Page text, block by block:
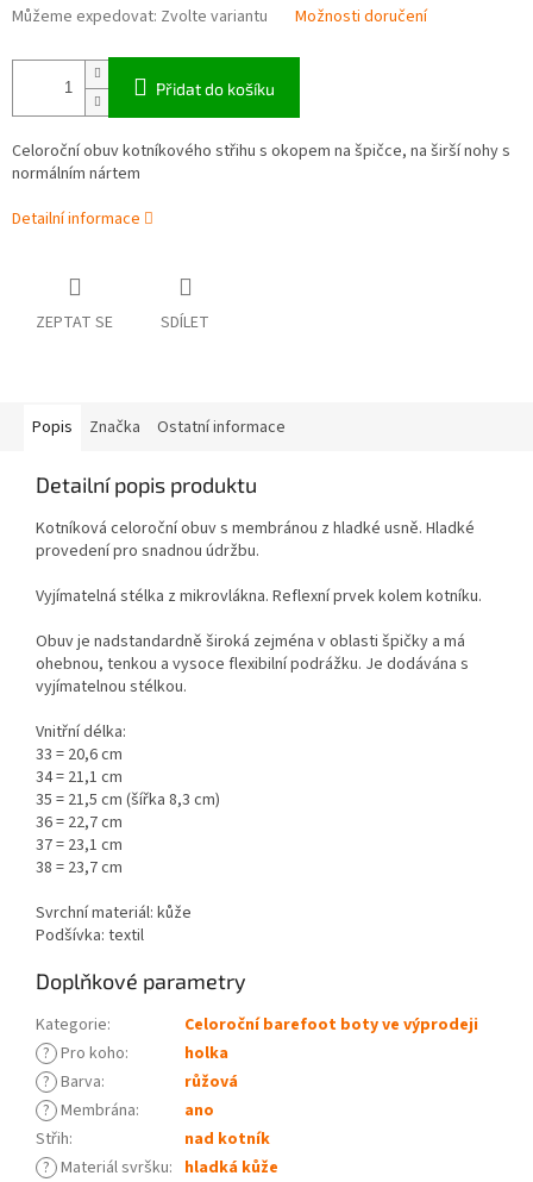
Můžeme expedovat: Zvolte variantu Možnosti doručení
Přidat do košíku
Celoroční obuv kotníkového střihu s okopem na špičce, na širší nohy s
normálním nártem
Detailní informace
ZEPTAT SE SDÍLET
Popis Značka Ostatní informace
Detailní popis produktu
Kotníková celoroční obuv s membránou z hladké usně. Hladké
provedení pro snadnou údržbu.
Vyjímatelná stélka z mikrovlákna. Reflexní prvek kolem kotníku.
Obuv je nadstandardně široká zejména v oblasti špičky a má
ohebnou, tenkou a vysoce flexibilní podrážku. Je dodávána s
vyjímatelnou stélkou.
Vnitřní délka:
33 = 20,6 cm
34 = 21,1 cm
35 = 21,5 cm (šířka 8,3 cm)
36 = 22,7 cm
37 = 23,1 cm
38 = 23,7 cm
Svrchní materiál: kůže
Podšívka: textil
Doplňkové parametry
Kategorie:
Celoroční barefoot boty ve výprodeji
? Pro koho:
holka
? Barva:
růžová
? Membrána:
ano
Střih:
nad kotník
? Materiál svršku: hladká kůže